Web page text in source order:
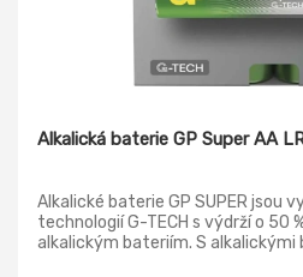
Alkalická baterie GP Super AA
Alkalické baterie GP SUPER jsou
technologií G-TECH s výdrží o 50
alkalickým bateriím. S alkalickými